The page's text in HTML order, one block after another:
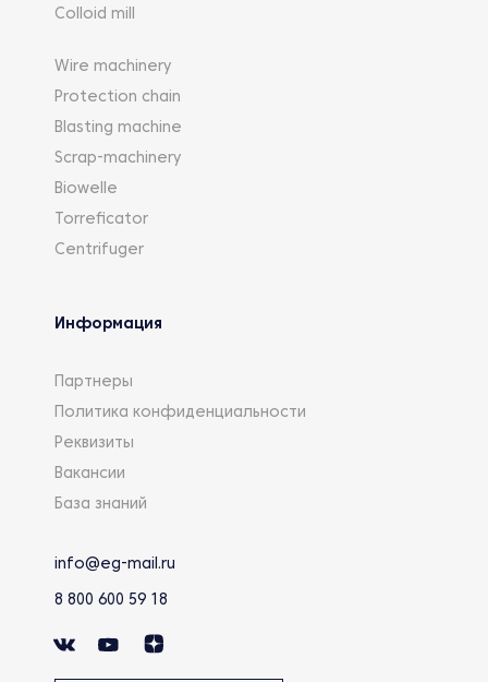
Colloid mill
Wire machinery
Protection chain
Blasting machine
Scrap-machinery
Biowelle
Torreficator
Centrifuger
Информация
Партнеры
Политика конфиденциальности
Реквизиты
Вакансии
База знаний
info@eg-mail.ru
8 800 600 59 18